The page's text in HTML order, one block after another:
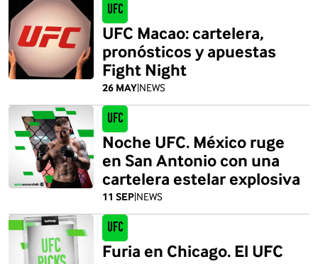
UFC
26 MAY|NEWS
UFC Macao: cartelera,
pronósticos y apuestas
Fight Night
UFC
11 SEP|NEWS
Noche UFC. México ruge
en San Antonio con una
cartelera estelar explosiva
UFC
Furia en Chicago. El UFC